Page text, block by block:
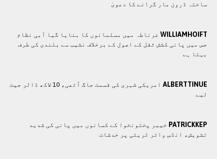
ساختہ ڈرون مار گرانے کا دعویٰ
WILLIAMHOIFT غرناطہ میں مسلمانوں کا بنایا گیا آبی نظام
جس میں پانی کشش ثقل کے اصول کے برخلاف نشیب سے بلندی کی طرف
بہتا ہے
ALBERTTINUE
امریکی شہری کی قسمت جاگ اُٹھی، 10 لاکھ ڈالر جیت
لیے
PATRICKKEP خیبر پختونخوا کے کسانوں میں پانی کی شدید
تشویش، انڈس واٹر ٹریٹی پر خدشات